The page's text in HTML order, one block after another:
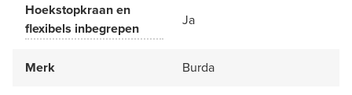
Hoekstopkraan en
flexibels inbegrepen
Ja
Merk Burda